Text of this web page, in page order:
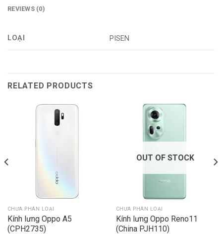
REVIEWS (0)
LOẠI PISEN
RELATED PRODUCTS
CHƯA PHÂN LOẠI
Kính lưng Oppo A5
(CPH2735)
OUT OF STOCK
CHƯA PHÂN LOẠI
Kính lưng Oppo Reno11
(China PJH110)